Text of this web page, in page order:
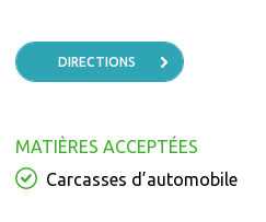
DIRECTIONS
MATIÈRES ACCEPTÉES
Carcasses d’automobile